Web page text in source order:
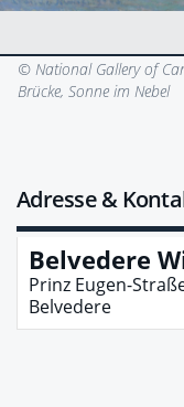
© National Gallery of
Brücke, Sonne im Nebel
Adresse &
Belvedere
Prinz Eugen-
Belvedere